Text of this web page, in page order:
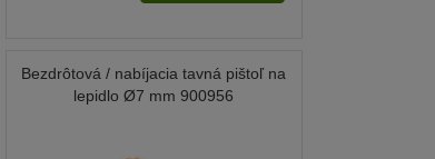
Bezdrôtová / nabíjacia tavná pištoľ na
lepidlo Ø7 mm 900956